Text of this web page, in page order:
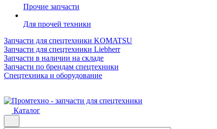
Прочие запчасти
Для прочей техники
Запчасти для спецтехники KOMATSU
Запчасти для спецтехники Liebherr
Запчасти в наличии на складе
Запчасти по брендам спецтехники
Спецтехника и оборудование
Каталог